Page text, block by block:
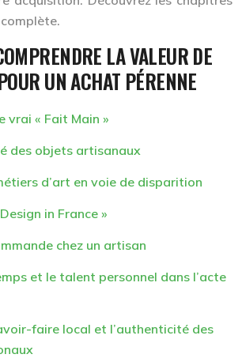
LA VALEUR DE
UN ACHAT PÉRENNE
vrai « Fait Main »
des objets artisanaux
d’art en voie de disparition
in France »
chez un artisan
et le talent personnel dans l’acte
faire local et l’authenticité des